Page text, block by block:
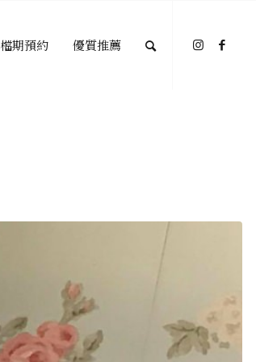
檔期預約 優質推薦